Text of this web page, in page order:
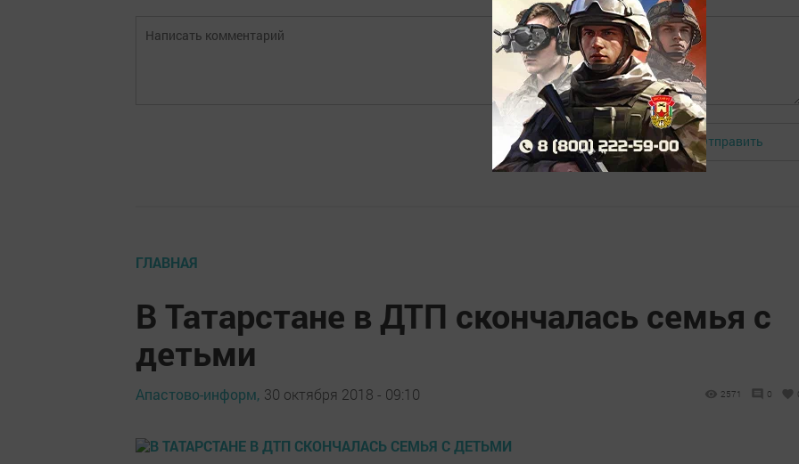
Авторизоваться Отправить
ГЛАВНАЯ
В Татарстане в ДТП скончалась семья с
детьми
Апастово-информ, 30 октября 2018 - 09:10 2571 0